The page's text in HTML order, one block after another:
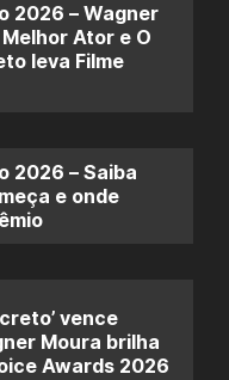
2026 – Wagner
Ator e O
leva Filme
2026 – Saiba
e onde
vence
Moura brilha
Awards 2026